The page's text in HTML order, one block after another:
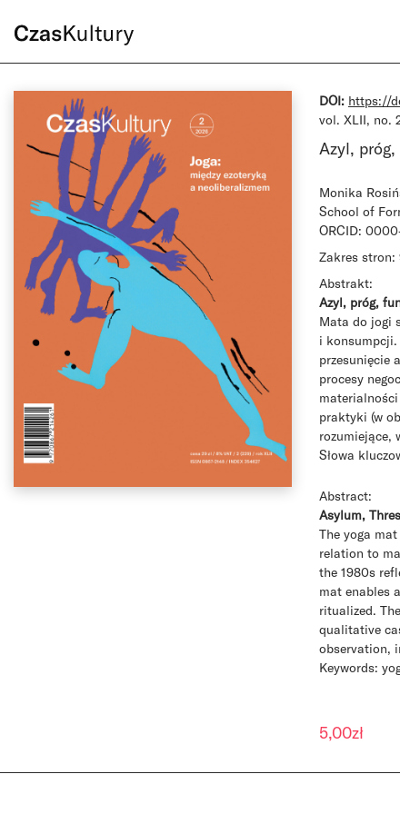
DOI: https://
vol. XLII, no.
Azyl,
Monika
School of
ORCID:
Zakres stron:
Abstrakt:
Azyl, próg,
Mata do jogi
i konsumpcji.
przesunięcie
procesy
praktyki (w
rozumiejące,
Słowa
Abstract:
Asylum,
The yoga
relation to
the 1980s
mat enables
ritualized.
qualitative
observation,
Keywords:
5,00zł